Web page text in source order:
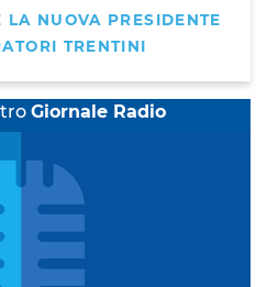
NUOVA PRESIDENTE
TRENTINI
Giornale Radio